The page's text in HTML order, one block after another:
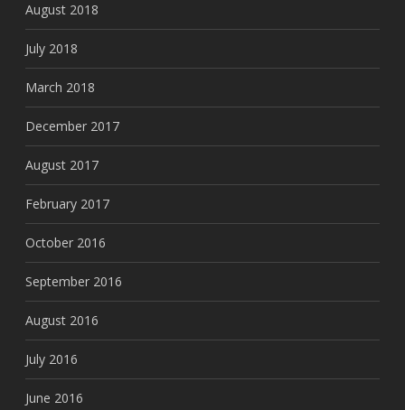
August 2018
July 2018
March 2018
December 2017
August 2017
February 2017
October 2016
September 2016
August 2016
July 2016
June 2016